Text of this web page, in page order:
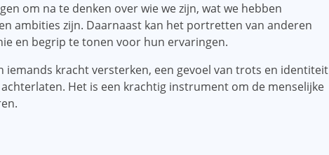
om na te denken over wie we zijn, wat we hebben
ambities zijn. Daarnaast kan het portretten van anderen
en begrip te tonen voor hun ervaringen.
iemands kracht versterken, een gevoel van trots en identiteit
Het is een krachtig instrument om de menselijke